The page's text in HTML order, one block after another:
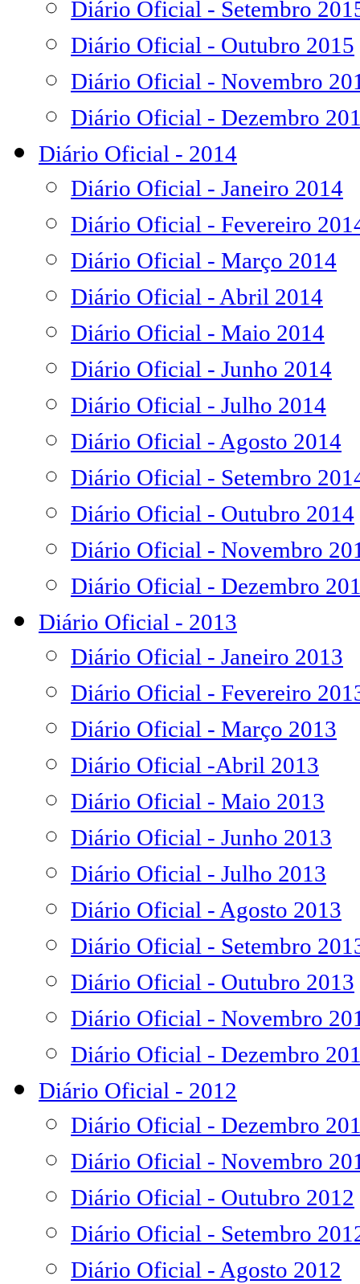
Diário Oficial - Setembro
Diário Oficial - Outubro 2015
Diário Oficial - Novembro
Diário Oficial - Dezembro
Diário Oficial - 2014
Diário Oficial - Janeiro 2014
Diário Oficial - Fevereiro
Diário Oficial - Março 2014
Diário Oficial - Abril 2014
Diário Oficial - Maio 2014
Diário Oficial - Junho 2014
Diário Oficial - Julho 2014
Diário Oficial - Agosto 2014
Diário Oficial - Setembro
Diário Oficial - Outubro 2014
Diário Oficial - Novembro
Diário Oficial - Dezembro
Diário Oficial - 2013
Diário Oficial - Janeiro 2013
Diário Oficial - Fevereiro
Diário Oficial - Março 2013
Diário Oficial -Abril 2013
Diário Oficial - Maio 2013
Diário Oficial - Junho 2013
Diário Oficial - Julho 2013
Diário Oficial - Agosto 2013
Diário Oficial - Setembro
Diário Oficial - Outubro 2013
Diário Oficial - Novembro
Diário Oficial - Dezembro
Diário Oficial - 2012
Diário Oficial - Dezembro
Diário Oficial - Novembro
Diário Oficial - Outubro 2012
Diário Oficial - Setembro
Diário Oficial - Agosto 2012